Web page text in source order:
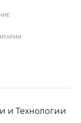
и Технологии